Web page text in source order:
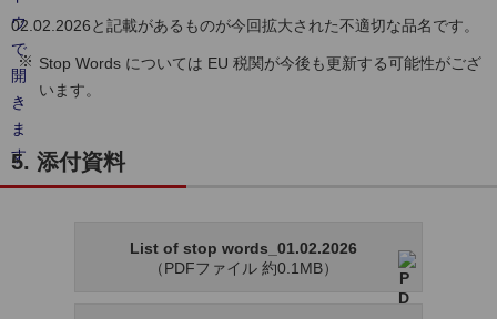
02.02.2026と記載があるものが今回拡大された不適切な品名です。
Stop Words については EU 税関が今後も更新する可能性がござ
います。
5. 添付資料
List of stop words_01.02.2026
（PDFファイル 約0.1MB）